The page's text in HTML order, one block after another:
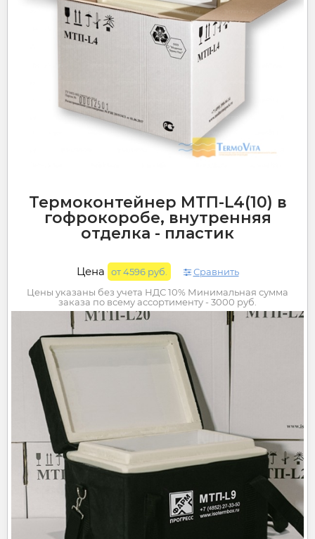
Термоконтейнер МТП-L4(10) в
гофрокоробе, внутренняя
отделка - пластик
Цена от 4596 руб.
Сравнить
Цены указаны без учета НДС 10% Минимальная сумма
заказа по всему ассортименту - 3000 руб.